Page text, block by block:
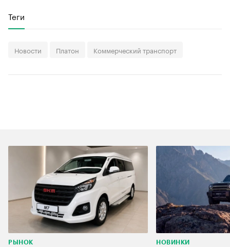
Теги
Новости Платон Коммерческий транспорт
РЫНОК НОВИНКИ